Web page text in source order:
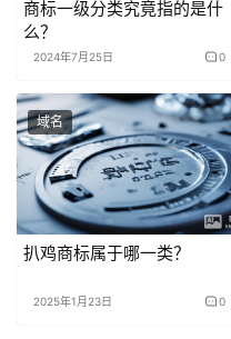
商标一级分类究竟指的是什
么？
2024年7月25日 0
域名
扒鸡商标属于哪一类？
2025年1月23日 0